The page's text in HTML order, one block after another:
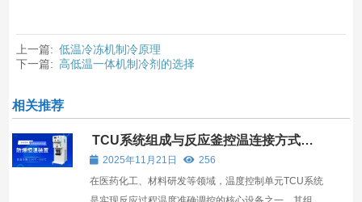
上一篇: 低温冷冻机制冷原理
下一篇: 高低温一体机制冷剂的选择
相关推荐
TCU系统组成与反应釜控温连接方式解
析2025年11月21日
256
在医药化工、材料研发等领域，温度控制单元TCU系统